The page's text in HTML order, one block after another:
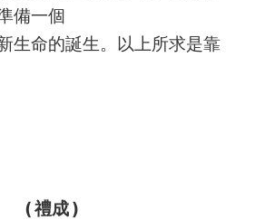
備一個
生命的誕生。以上所求是靠
( 禮成 )